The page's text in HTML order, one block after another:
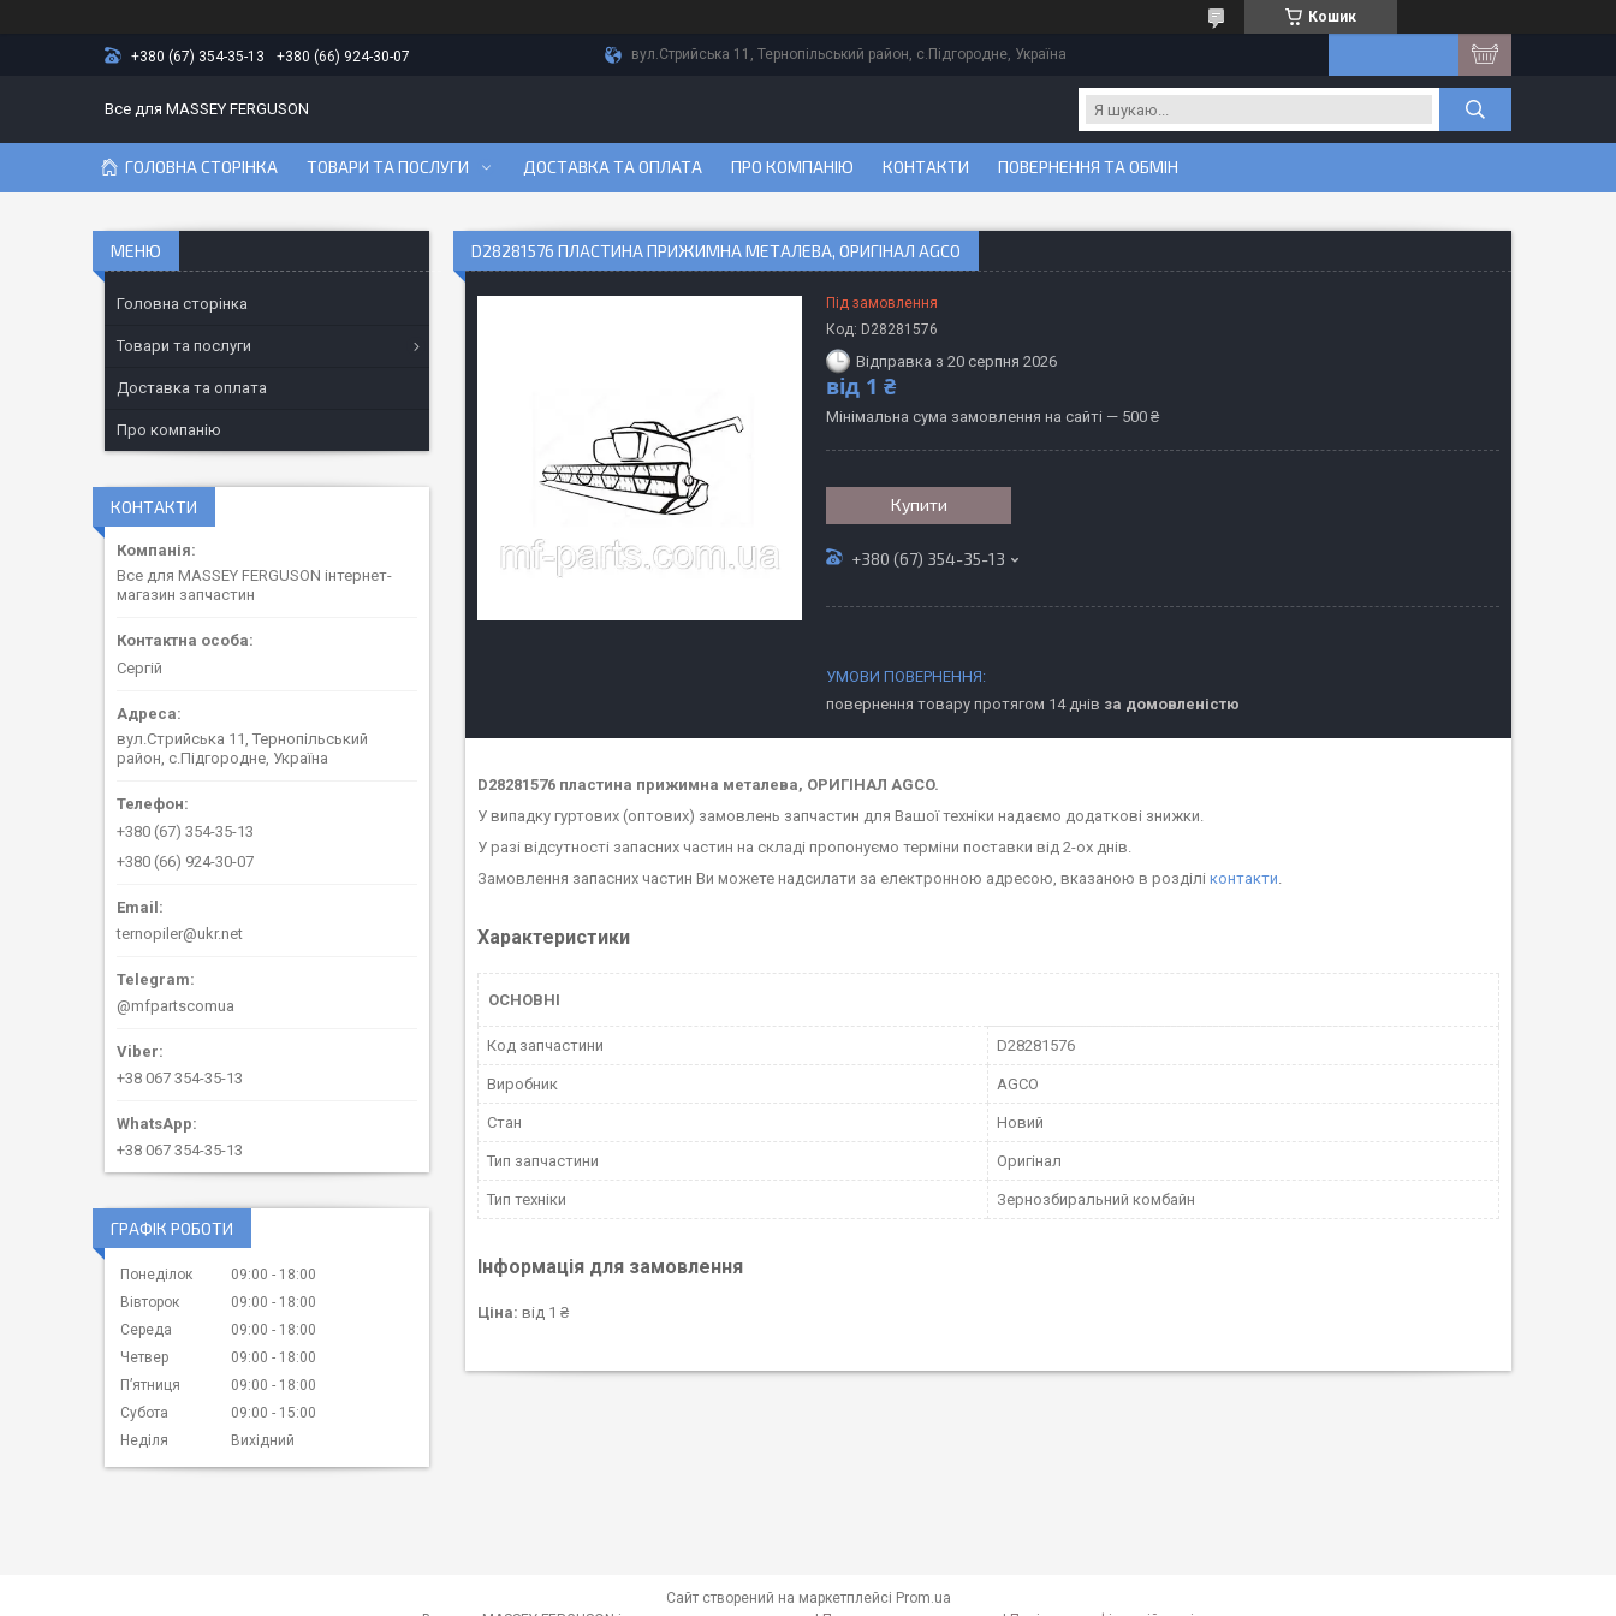
Кошик
+380 (67) 354-35-13 +380 (66) 924-30-07 вул.Стрийська 11, Тернопільський район, с.Підгородне, Україна
Все для MASSEY FERGUSON
ГОЛОВНА СТОРІНКА ТОВАРИ ТА ПОСЛУГИ ДОСТАВКА ТА ОПЛАТА ПРО КОМПАНІЮ КОНТАКТИ ПОВЕРНЕННЯ ТА ОБМІН
D28281576 ПЛАСТИНА ПРИЖИМНА МЕТАЛЕВА, ОРИГІНАЛ AGCO
Під замовлення
Код: D28281576
Відправка з 20 серпня 2026
від 1 ₴
Мінімальна сума замовлення на сайті — 500 ₴
Купити
+380 (67) 354-35-13
повернення товару протягом 14 днів за домовленістю
D28281576 пластина прижимна металева, ОРИГІНАЛ AGCO.
У випадку гуртових (оптових) замовлень запчастин для Вашої техніки надаємо додаткові знижки.
У разі відсутності запасних частин на складі пропонуємо терміни поставки від 2-ох днів.
Замовлення запасних частин Ви можете надсилати за електронною адресою, вказаною в розділі контакти
Характеристики
ОСНОВНІ
Код запчастини D28281576
Виробник AGCO
Стан Новий
Тип запчастини Оригінал
Тип техніки Зернозбиральний комбайн
Інформація для замовлення
Ціна: від 1 ₴
Головна сторінка
Товари та послуги
Доставка та оплата
Про компанію
КОНТАКТИ
Все для MASSEY FERGUSON інтернет-
магазин запчастин
Сергій
вул.Стрийська 11, Тернопільський
район, с.Підгородне, Україна
+380 (67) 354-35-13
+380 (66) 924-30-07
ternopiler@ukr.net
@mfpartscomua
+38 067 354-35-13
+38 067 354-35-13
ГРАФІК РОБОТИ
Понеділок 09:00
18:00
Вівторок
09:00
18:00
Середа
09:00
18:00
Четвер
09:00
18:00
Пʼятниця
09:00
18:00
Субота
09:00
15:00
Неділя
Вихідний
Сайт створений на маркетплейсі Prom.ua